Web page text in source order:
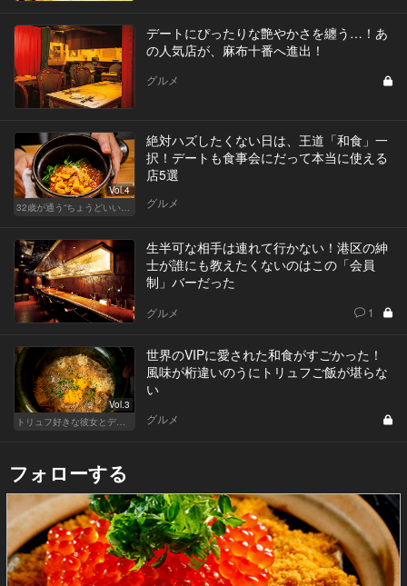
デートにぴったりな艶やかさを纏う…！あ
の人気店が、麻布十番へ進出！
グルメ
Vol.4
32歳が通う“ちょうどいい”価格の店
絶対ハズしたくない日は、王道「和食」一
択！デートも食事会にだって本当に使える
店5選
グルメ
生半可な相手は連れて行かない！港区の紳
士が誰にも教えたくないのはこの「会員
制」バーだった
グルメ 1
Vol.3
トリュフ好きな彼女とデートにおすすめ！東京の人気店
世界のVIPに愛された和食がすごかった！
風味が桁違いのうにトリュフご飯が堪らな
い
グルメ
フォローする